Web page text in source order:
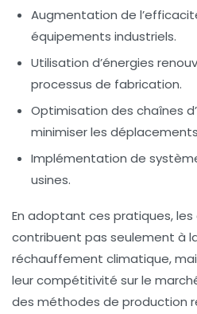
Augmentation de
équipements industriels.
Utilisation d’énergies
processus de fabrication.
Optimisation des chaînes
minimiser les
Implémentation de
usines.
En adoptant ces pratiques,
contribuent pas seulement à
réchauffement climatique,
leur compétitivité sur le
des méthodes de production